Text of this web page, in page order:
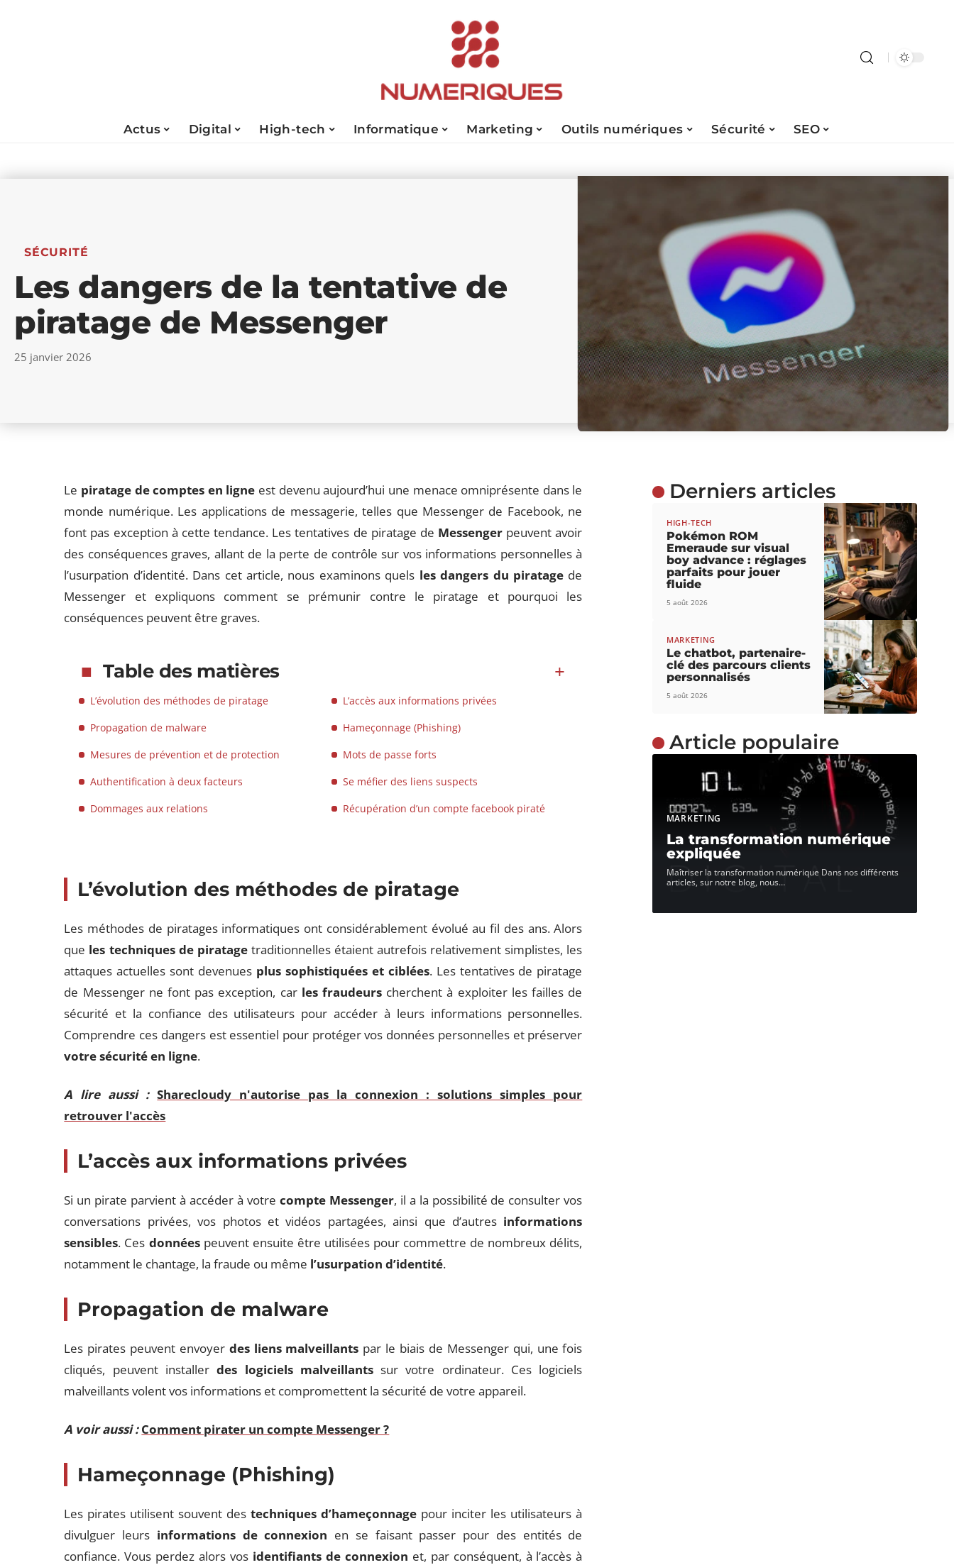
Actus Digital High-tech Informatique Marketing Outils numériques Sécurité SEO
SÉCURITÉ
Les dangers de la tentative de
piratage de Messenger
25 janvier 2026
Le piratage de comptes en ligne est devenu aujourd’hui une menace omniprésente dans le
monde numérique. Les applications de messagerie, telles que Messenger de Facebook, ne
font pas exception à cette tendance. Les tentatives de piratage de Messenger peuvent avoir
des conséquences graves, allant de la perte de contrôle sur vos informations personnelles à
l’usurpation d’identité. Dans cet article, nous examinons quels les dangers du piratagede
Messenger et expliquons comment se prémunir contre le piratage et pourquoi les
conséquences peuvent être graves.
Table des matières
L’évolution des méthodes de piratage
L’accès aux informations privées
Propagation de malware
Hameçonnage (Phishing)
Mesures de prévention et de protection
Mots de passe forts
Authentification à deux facteurs
Se méfier des liens suspects
Dommages aux relations
Récupération d’un compte facebook piraté
L’évolution des méthodes de piratage
Les méthodes de piratages informatiques ont considérablement évolué au fil des ans. Alors
que les techniques de piratagetraditionnelles étaient autrefois relativement simplistes, les
attaques actuelles sont devenues plus sophistiquées et ciblées. Les tentatives de piratage
de Messenger ne font pas exception, car les fraudeurs cherchent à exploiter les failles de
sécurité et la confiance des utilisateurs pour accéder à leurs informations personnelles.
Comprendre ces dangers est essentiel pour protéger vos données personnelles et préserver
votre sécurité en ligne.
A lire aussi : Sharecloudy n'autorise pas la connexion : solutions simples pour
retrouver l'accès
L’accès aux informations privées
Si un pirate parvient à accéder à votre compte Messenger, il a la possibilité de consulter vos
conversations privées, vos photos et vidéos partagées, ainsi que d’autres informations
sensibles. Ces donnéespeuvent ensuite être utilisées pour commettre de nombreux délits,
notamment le chantage, la fraude ou même l’usurpation d’identité.
Propagation de malware
Les pirates peuvent envoyer des liens malveillants par le biais de Messenger qui, une fois
cliqués, peuvent installerdes logiciels malveillantssur votre ordinateur. Ces logiciels
malveillants volent vos informations et compromettent la sécurité de votre appareil.
A voir aussi : Comment pirater un compte Messenger ?
Hameçonnage (Phishing)
Les pirates utilisent souvent destechniques d’hameçonnage pour inciter les utilisateurs à
divulguer leurs informations de connexion en se faisant passer pour des entités de
confiance. Vous perdez alors vos identifiants de connexion et, par conséquent, à l’accès à
Derniers articles
HIGH-TECH
Pokémon ROM
Emeraude sur visual
boy advance : réglages
parfaits pour jouer
fluide
5 août 2026
MARKETING
Le chatbot, partenaire-
clé des parcours clients
personnalisés
5 août 2026
Article populaire
MARKETING
La transformation numérique
expliquée
Maîtriser la transformation numérique Dans nos différents
articles, sur notre blog, nous…